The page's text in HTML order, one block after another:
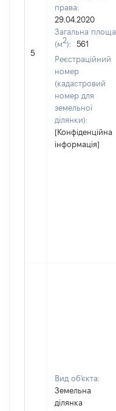
5
права:
29.04.2020
Загальна площа
(м2):
561
Реєстраційний
номер
(кадастровий
номер для
земельної
ділянки):
[Конфіденційна
інформація]
Вид об'єкта:
Земельна
ділянка